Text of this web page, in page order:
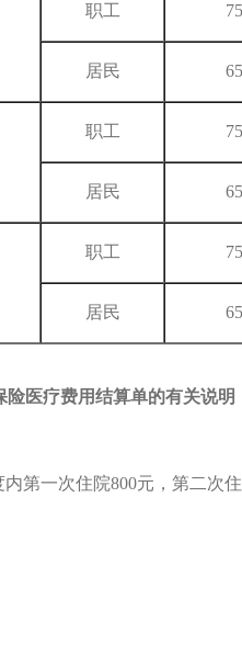
职工 75
居民 65
职工 75
居民 65
职工 75
居民 65
险医疗费用结算单的有关说明
第一次住院800元，第二次